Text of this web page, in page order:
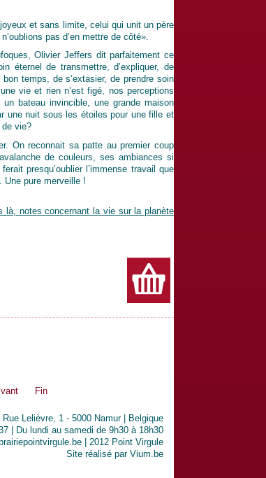
et sans limite, celui qui unit un père
pas d’en mettre de côté».
Olivier Jeffers dit parfaitement ce
de transmettre, d’expliquer, de
temps, de s’extasier, de prendre soin
vie et rien n’est figé, nos perceptions
bateau invincible, une grande maison
une nuit sous les étoiles pour une fille et
de vie?
On reconnait sa patte au premier coup
de couleurs, ses ambiances si
presqu’oublier l’immense travail que
Une pure merveille !
là, notes concernant la vie sur la planète
Fin
Lelièvre, 1 - 5000 Namur | Belgique
| Du lundi au samedi de 9h30 à 18h30
| 2012 Point Virgule
Site réalisé par Vium.be